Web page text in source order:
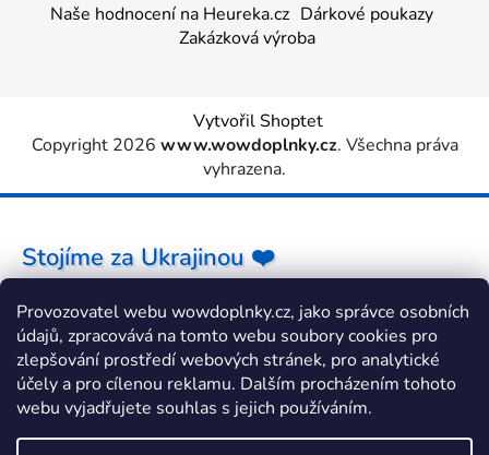
Provozovatel webu wowdoplnky.cz, jako správce osobních
údajů, zpracovává na tomto webu soubory cookies pro
zlepšování prostředí webových stránek, pro analytické
účely a pro cílenou reklamu. Dalším procházením tohoto
webu vyjadřujete souhlas s jejich používáním.
Naše hodnocení na Heureka.cz Dárkové poukazy
Zakázková výroba
Vytvořil Shoptet
Copyright 2026 www.wowdoplnky.cz. Všechna práva
vyhrazena.
Stojíme za Ukrajinou ❤️
Jak a čím pomoci »